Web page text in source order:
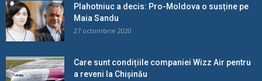
Plahotniuc a decis: Pro-Moldova o susține pe
Maia Sandu
27 octombrie 2020
Care sunt condițiile companiei Wizz Air pentru
a reveni la Chișinău